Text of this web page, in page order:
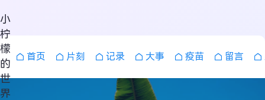
小
柠
檬
的
世
界
首页 片刻 记录 大事 疫苗 留言